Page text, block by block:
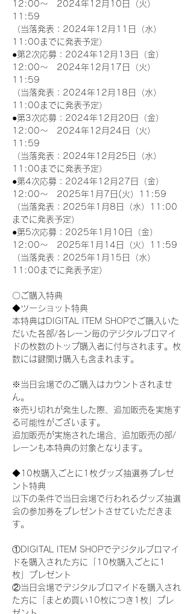
12:00～　2024年12月10日（火）
11:59
（当落発表：2024年12月11日（水）
11:00までに発表予定）
●第2次応募：2024年12月13日（金）
12:00～　2024年12月17日（火）
11:59
（当落発表：2024年12月18日（水）
11:00までに発表予定）
●第3次応募：2024年12月20日（金）
12:00～　2024年12月24日（火）
11:59
（当落発表：2024年12月25日（水）
11:00までに発表予定）
●第4次応募：2024年12月27日（金）
12:00～　2025年1月7日(火）11:59
（当落発表：2025年1月8日（水）11:00
までに発表予定）
●第5次応募：2025年1月10日（金）
12:00～　2025年1月14日（火）11:59
（当落発表：2025年1月15日（水）
11:00までに発表予定）
〇ご購入特典
◆ツーショット特典
本特典はDIGITAL ITEM SHOPでご購入いた
だいた各部/各レーン毎のデジタルブロマイ
ドの枚数のトップ購入者に付与されます。枚
数には鍵開け購入も含まれます。
※当日会場でのご購入はカウントされませ
ん。
※売り切れが発生した際、追加販売を実施す
る可能性がございます。
追加販売が実施された場合、追加販売の部/
レーンも本特典の対象となります。
◆10枚購入ごとに1枚グッズ抽選券プレゼ
ント特典
以下の条件で当日会場で行われるグッズ抽選
会の参加券をプレゼントさせていただきま
す。
①DIGITAL ITEM SHOPでデジタルブロマイ
ドを購入された方に「10枚購入ごとに1
枚」プレゼント
②当日会場でデジタルブロマイドを購入され
た方に「まとめ買い10枚につき1枚」プレ